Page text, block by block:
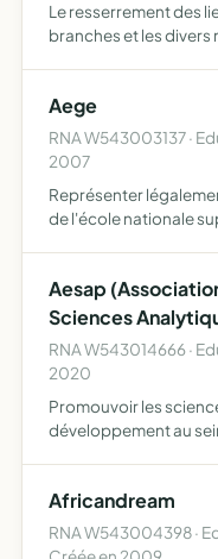
Le resserrement des
branches et les divers
directem…
Aege
RNA W543003137 ·
2007
Représenter
de l'école nationale
Aesap
Sciences
RNA W543014666 ·
2020
Promouvoir les
développement au
Africandream
RNA W543004398 ·